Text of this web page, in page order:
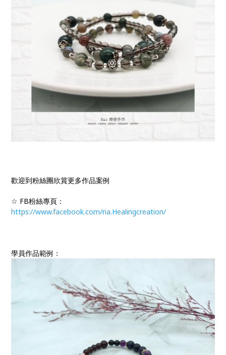
歡迎到粉絲團欣賞更多作品案例
☆ FB粉絲專頁：
https://www.facebook.com/ria.Healingcreation/
學員作品範例：